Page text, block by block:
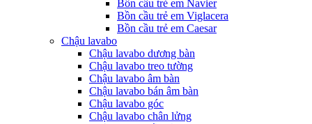
Bồn cầu trẻ em Navier
Bồn cầu trẻ em Viglacera
Bồn cầu trẻ em Caesar
Chậu lavabo
Chậu lavabo dương bàn
Chậu lavabo treo tường
Chậu lavabo âm bàn
Chậu lavabo bán âm bàn
Chậu lavabo góc
Chậu lavabo chân lửng